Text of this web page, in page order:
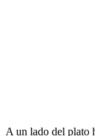
A un lado del plato